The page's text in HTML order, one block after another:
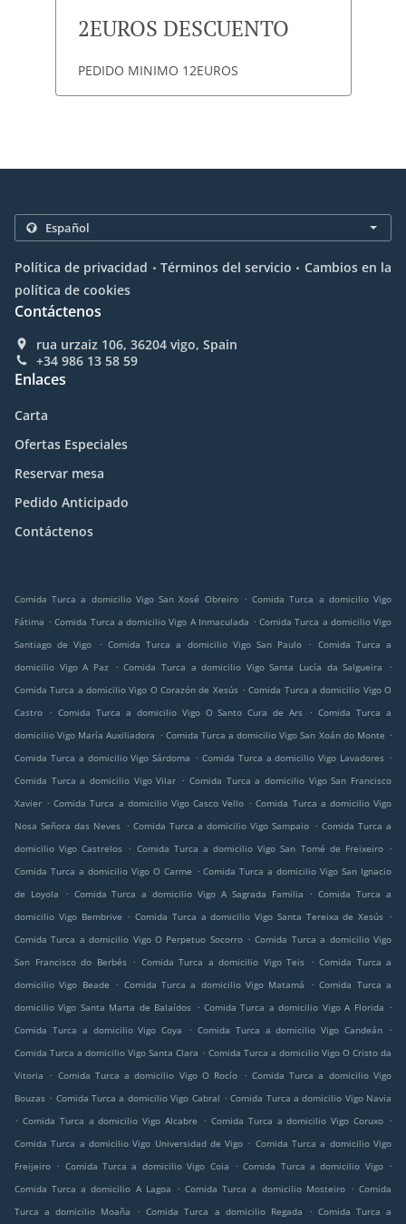
2EUROS DESCUENTO
PEDIDO MINIMO 12EUROS
Política de privacidad . Términos del servicio . Cambios en la
política de cookies
Contáctenos
rua urzaiz 106, 36204 vigo, Spain
+34 986 13 58 59
Enlaces
Carta
Ofertas Especiales
Reservar mesa
Pedido Anticipado
Contáctenos
Comida Turca a domicilio Vigo San Xosé Obreiro . Comida Turca a domicilio Vigo
Fátima . Comida Turca a domicilio Vigo A Inmaculada . Comida Turca a domicilio Vigo
Santiago de Vigo
. Comida Turca a domicilio Vigo San Paulo . Comida Turca a
domicilio Vigo A Paz
. Comida Turca a domicilio Vigo Santa Lucía da Salgueira
.
Comida Turca a domicilio Vigo O Corazón de Xesús . Comida Turca a domicilio Vigo O
Castro
. Comida Turca a domicilio Vigo O Santo Cura de Ars . Comida Turca a
domicilio Vigo María Auxiliadora . Comida Turca a domicilio Vigo San Xoán do Monte .
Comida Turca a domicilio Vigo Sárdoma . Comida Turca a domicilio Vigo Lavadores .
Comida Turca a domicilio Vigo Vilar . Comida Turca a domicilio Vigo San Francisco
Xavier . Comida Turca a domicilio Vigo Casco Vello . Comida Turca a domicilio Vigo
Nosa Señora das Neves . Comida Turca a domicilio Vigo Sampaio . Comida Turca a
domicilio Vigo Castrelos . Comida Turca a domicilio Vigo San Tomé de Freixeiro .
Comida Turca a domicilio Vigo O Carme . Comida Turca a domicilio Vigo San Ignacio
de Loyola
. Comida Turca a domicilio Vigo A Sagrada Familia . Comida Turca a
domicilio Vigo Bembrive . Comida Turca a domicilio Vigo Santa Tereixa de Xesús .
Comida Turca a domicilio Vigo O Perpetuo Socorro . Comida Turca a domicilio Vigo
San Francisco do Berbés
. Comida Turca a domicilio Vigo Teis . Comida Turca a
domicilio Vigo Beade
. Comida Turca a domicilio Vigo Matamá . Comida Turca a
domicilio Vigo Santa Marta de Balaídos . Comida Turca a domicilio Vigo A Florida .
Comida Turca a domicilio Vigo Coya
. Comida Turca a domicilio Vigo Candeán
.
Comida Turca a domicilio Vigo Santa Clara . Comida Turca a domicilio Vigo O Cristo da
Vitoria
. Comida Turca a domicilio Vigo O Rocío . Comida Turca a domicilio Vigo
Bouzas . Comida Turca a domicilio Vigo Cabral . Comida Turca a domicilio Vigo Navia
. Comida Turca a domicilio Vigo Alcabre . Comida Turca a domicilio Vigo Coruxo .
Comida Turca a domicilio Vigo Universidad de Vigo . Comida Turca a domicilio Vigo
Freijeiro . Comida Turca a domicilio Vigo Coia . Comida Turca a domicilio Vigo .
Comida Turca a domicilio A Lagoa
. Comida Turca a domicilio Mosteiro . Comida
Turca a domicilio Moaña
. Comida Turca a domicilio Regada . Comida Turca a